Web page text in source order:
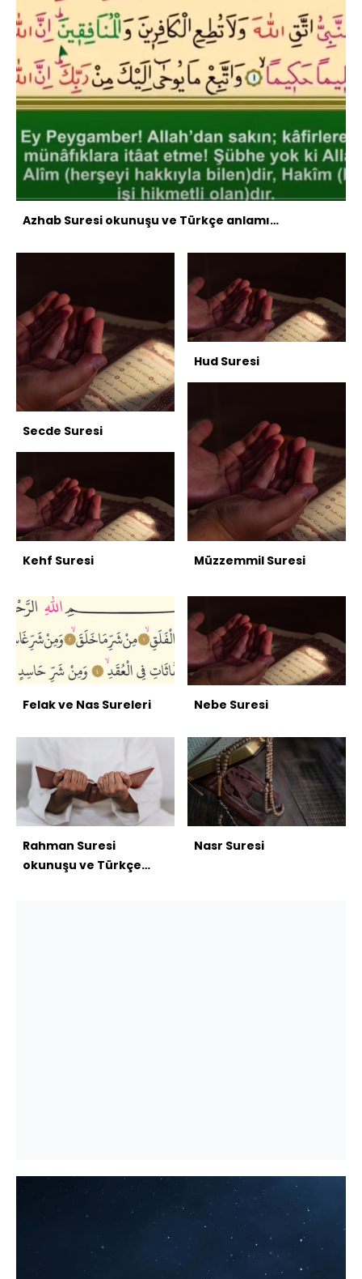
Azhab Suresi okunuşu ve Türkçe anlamı…
Secde Suresi
Kehf Suresi
Hud Suresi
Müzzemmil Suresi
Felak ve Nas Sureleri Nebe Suresi
Rahman Suresi
okunuşu ve Türkçe
Nasr Suresi